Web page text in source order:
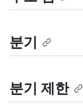
분기
분기 제한